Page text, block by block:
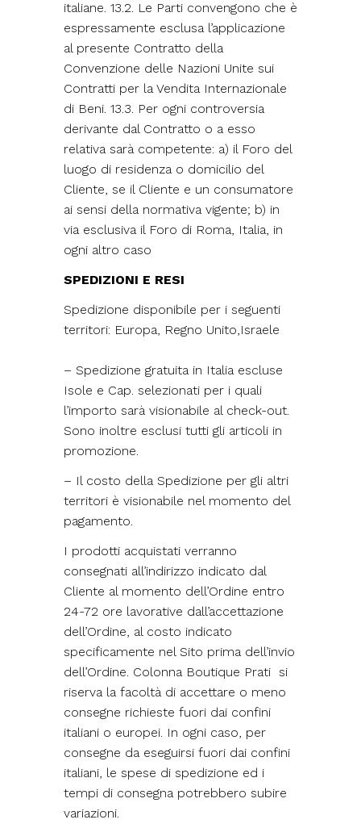
italiane. 13.2. Le Parti convengono che è
espressamente esclusa l’applicazione
al presente Contratto della
Convenzione delle Nazioni Unite sui
Contratti per la Vendita Internazionale
di Beni. 13.3. Per ogni controversia
derivante dal Contratto o a esso
relativa sarà competente: a) il Foro del
luogo di residenza o domicilio del
Cliente, se il Cliente e un consumatore
ai sensi della normativa vigente; b) in
via esclusiva il Foro di Roma, Italia, in
ogni altro caso
SPEDIZIONI E RESI
Spedizione disponibile per i seguenti
territori: Europa, Regno Unito,Israele
– Spedizione gratuita in Italia escluse
Isole e Cap. selezionati per i quali
l’importo sarà visionabile al check-out.
Sono inoltre esclusi tutti gli articoli in
promozione.
– Il costo della Spedizione per gli altri
territori è visionabile nel momento del
pagamento.
I prodotti acquistati verranno
consegnati all’indirizzo indicato dal
Cliente al momento dell’Ordine entro
24-72 ore lavorative dall’accettazione
dell’Ordine, al costo indicato
specificamente nel Sito prima dell’invio
dell’Ordine. Colonna Boutique Prati si
riserva la facoltà di accettare o meno
consegne richieste fuori dai confini
italiani o europei. In ogni caso, per
consegne da eseguirsi fuori dai confini
italiani, le spese di spedizione ed i
tempi di consegna potrebbero subire
variazioni.